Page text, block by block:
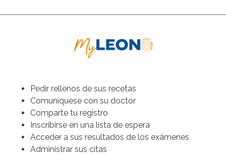
Pedir rellenos de sus recetas
Comuníquese con su doctor
Comparte tu registro
Inscribirse en una lista de espera
Acceder a sus resultados de los exámenes
Administrar sus citas